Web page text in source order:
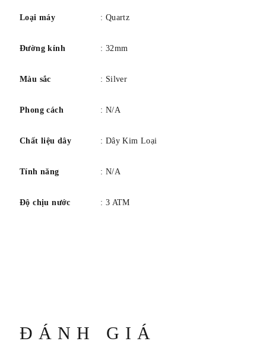
Loại máy : Quartz
Đường kính : 32mm
Màu sắc : Silver
Phong cách : N/A
Chất liệu dây : Dây Kim Loại
Tính năng : N/A
Độ chịu nước : 3 ATM
ĐÁNH GIÁ